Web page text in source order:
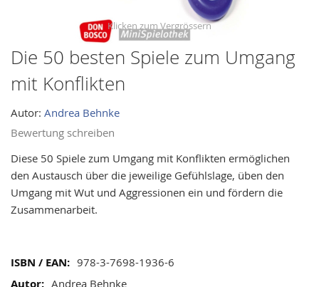
Die 50 besten Spiele zum Umgang
mit Konflikten
Autor: Andrea Behnke
Bewertung schreiben
Diese 50 Spiele zum Umgang mit Konflikten ermöglichen
den Austausch über die jeweilige Gefühlslage, üben den
Umgang mit Wut und Aggressionen ein und fördern die
Zusammenarbeit.
Mehr
Informationen
978-3-7698-1936-6
Andrea Behnke
Skip
the
the
images
gallery